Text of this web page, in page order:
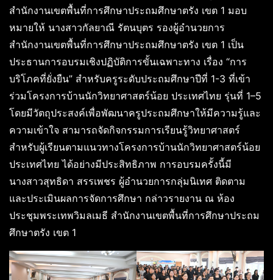
สำนักงานเขตพื้นที่การศึกษาประถมศึกษาตรัง เขต 1 มอบ
หมายให้ นางสาวกัลยาณี รัตนบุตร รองผู้อำนวยการ
สำนักงานเขตพื้นที่การศึกษาประถมศึกษาตรัง เขต 1 เป็น
ประธานการอบรมเชิงปฏิบัติการขั้นเฉพาะทาง เรื่อง “การ
บริโภคที่ยั่งยืน” สำหรับครูระดับประถมศึกษาปีที่ 1-3 ที่เข้า
ร่วมโครงการบ้านนักวิทยาศาสตร์น้อย ประเทศไทย รุ่นที่ 1–5
โดยมีวัตถุประสงค์เพื่อพัฒนาครูประถมศึกษาให้มีความรู้และ
ความเข้าใจ สามารถจัดกิจกรรมการเรียนรู้วิทยาศาสตร์
สำหรับผู้เรียนตามแนวทางโครงการบ้านนักวิทยาศาสตร์น้อย
ประเทศไทย ได้อย่างมีประสิทธิภาพ การอบรมครั้งนี้มี
นางสาวสุทธิดา สรรเพชร ผู้อำนวยการกลุ่มนิเทศ ติดตาม
และประเมินผลการจัดการศึกษา กล่าวรายงาน ณ ห้อง
ประชุมพระเทพวิมลเมธี สำนักงานเขตพื้นที่การศึกษาประถม
ศึกษาตรัง เขต 1